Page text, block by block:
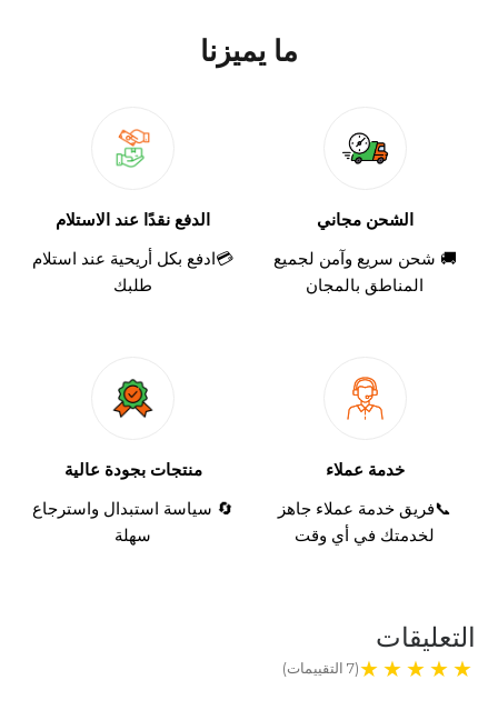
ما يميزنا
الشحن مجاني
🚚 شحن سريع وآمن لجميع
المناطق بالمجان
الدفع نقدًا عند الاستلام
💳ادفع بكل أريحية عند استلام
طلبك
خدمة عملاء
📞فريق خدمة عملاء جاهز
لخدمتك في أي وقت
منتجات بجودة عالية
🔄 سياسة استبدال واسترجاع
سهلة
التعليقات
(7 التقييمات)